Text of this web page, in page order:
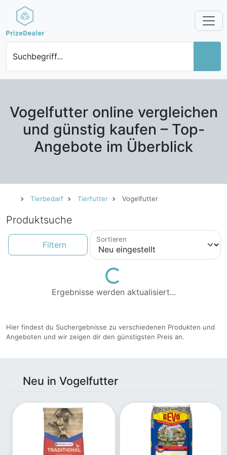
Suchbegriff...
Vogelfutter online vergleichen
und günstig kaufen – Top-
Angebote im Überblick
Tierbedarf Tierfutter Vogelfutter
Produktsuche
Filtern
Sortieren
Loading...
Ergebnisse werden aktualisiert...
Hier findest du Suchergebnisse zu verschiedenen Produkten und
Angeboten und wir zeigen dir den günstigsten Preis an.
Neu in Vogelfutter